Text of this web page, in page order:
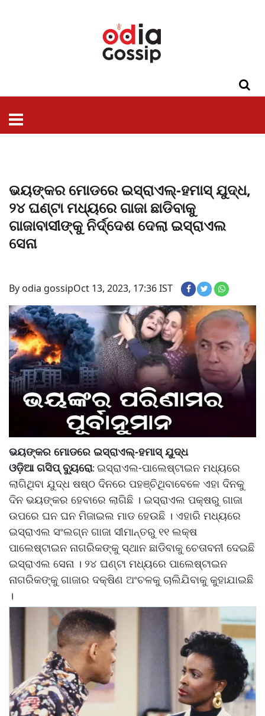
ଭୟଙ୍କର ମୋଡରେ ଇସ୍ରାଏଲ୍-ହମାସ୍ ଯୁଦ୍ଧ,
୨୪ ଘଣ୍ଟା ମଧ୍ୟରେ ଗାଜା ଛାଡିବାକୁ
ଗାଜାବାସୀଙ୍କୁ ନିର୍ଦ୍ଦେଶ ଦେଲା ଇସ୍ରାଏଲ
ସେନା
By odia gossipOct 13, 2023, 17:36 IST
ଭୟଙ୍କର ମୋଡରେ ଇସ୍ରାଏଲ୍-ହମାସ୍ ଯୁଦ୍ଧ
ଓଡ଼ିଆ ଗସିପ୍ ବ୍ୟୁରୋ: ଇସ୍ରାଏଲ-ପାଲେଷ୍ଟାଇନ ମଧ୍ୟରେ
ଲାଗିଥିବା ଯୁଦ୍ଧ ଷଷ୍ଠ ଦିନରେ ପହଞ୍ଚିଥିବାବେଳେ ଏହା ଦିନକୁ
ଦିନ ଭୟଙ୍କର ହେବାରେ ଲାଗିଛି । ଇସ୍ରାଏଲ ପକ୍ଷରୁ ଗାଜା
ଉପରେ ଘନ ଘନ ମିଜାଇଲ ମାଡ ହେଉଛି । ଏହାରି ମଧ୍ୟରେ
ଇସ୍ରାଏଲ ସଂଲଗ୍ନ ଗାଜା ସୀମାନ୍ତରୁ ୧୧ ଲକ୍ଷ
ପାଲେଷ୍ଟାଇନ ନାଗରିକଙ୍କୁ ସ୍ଥାନ ଛାଡିବାକୁ ଚେତାବନୀ ଦେଇଛି
ଇସ୍ରାଏଲ ସେନା । ୨୪ ଘଣ୍ଟା ମଧ୍ୟରେ ପାଲେଷ୍ଟାଇନ
ନାଗରିକଙ୍କୁ ଗାଜାର ଦକ୍ଷିଣ ଅଂଚଳକୁ ଚାଲିଯିବାକୁ କୁହାଯାଇଛି
।